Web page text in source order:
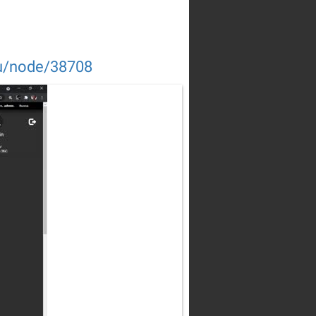
node/38708